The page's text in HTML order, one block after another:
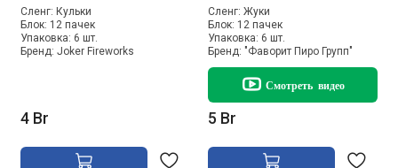
Сленг: Кульки
Блок: 12 пачек
Упаковка: 6 шт.
Бренд: Joker Fireworks
4 Br
Сленг: Жуки
Блок: 12 пачек
Упаковка: 6 шт.
Бренд: "Фаворит Пиро Групп"
Смотреть видео
5 Br